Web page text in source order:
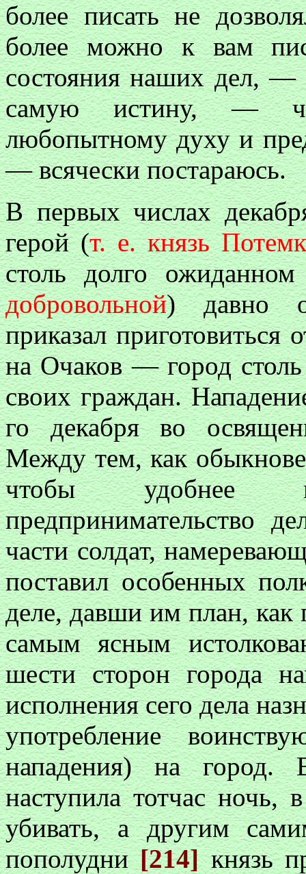
более писать не
более можно к вам
состояния наших дел, —
самую истину, —
любопытному духу и
— всячески постараюсь.
В первых числах
герой (т. е. князь
столь долго
добровольной) давно
приказал
на Очаков — город
своих граждан.
го декабря во
Между тем, как
чтобы удобнее
предпринимательство
части солдат,
поставил особенных
деле, давши им план, как
самым ясным
шести сторон города
исполнения сего дела
употребление
нападения) на город.
наступила тотчас
убивать, а другим
пополудни[214]князь